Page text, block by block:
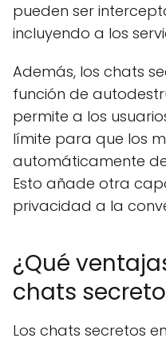
pueden ser
incluyendo a los
Además, los chats
función de
permite a los
límite para que los
automáticamente
Esto añade otra
privacidad a la
¿Qué
chats
Los chats secretos